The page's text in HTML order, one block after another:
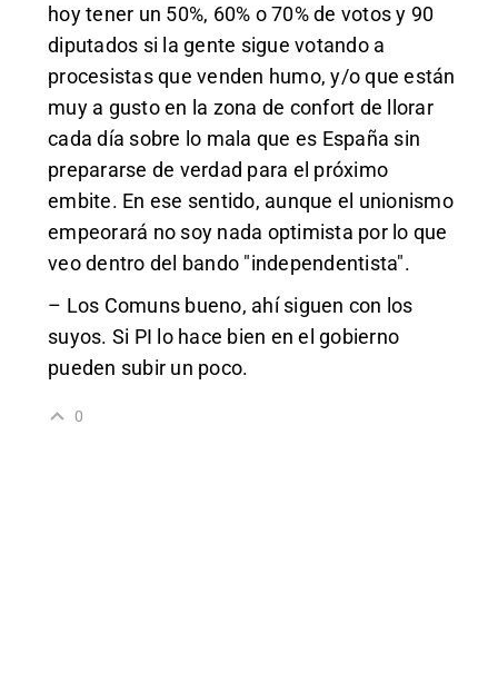
hoy tener un 50%, 60% o 70% de votos y 90
diputados si la gente sigue votando a
procesistas que venden humo, y/o que están
muy a gusto en la zona de confort de llorar
cada día sobre lo mala que es España sin
prepararse de verdad para el próximo
embite. En ese sentido, aunque el unionismo
empeorará no soy nada optimista por lo que
veo dentro del bando "independentista".
– Los Comuns bueno, ahí siguen con los
suyos. Si PI lo hace bien en el gobierno
pueden subir un poco.
0